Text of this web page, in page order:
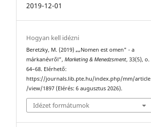
2019-12-01
Hogyan kell idézni
Beretzky, M. (2019) „„Nomen est omen" - a
márkanévről”,Marketing & Menedzsment, 33(5), o.
64–68. Elérhető:
https://journals.lib.pte.hu/index.php/mm/article
/view/1897 (Elérés: 6 augusztus 2026).
Idézet formátumok